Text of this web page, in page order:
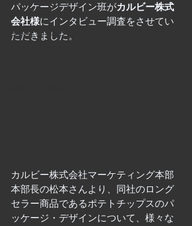
原田ゼミ2期生
原田ゼミ3期生
パッケージデザイン班がカルビー株式
会社様にインタビュー調査をさせてい
ただきました。
カルビー株式会社マーケティング本部
本部長の松本さんより、同社のロング
セラー商品であるポテトチップスのパ
ッケージ・デザインについて、様々な